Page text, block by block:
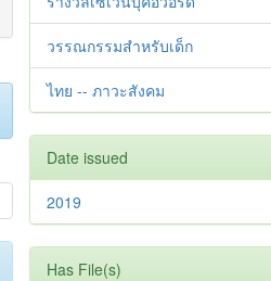
วรรณกรรมสำหรับเด็ก
ไทย -- ภาวะสังคม
Date issued
2019
Has File(s)